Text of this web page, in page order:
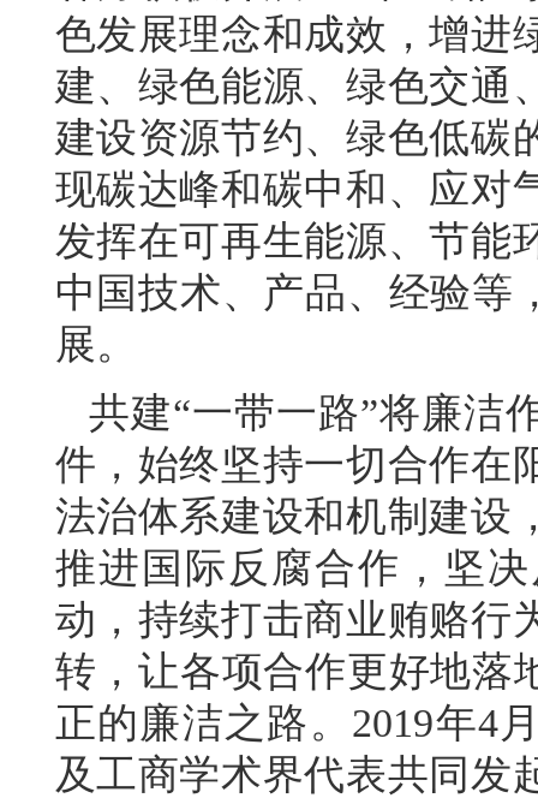
色发展理念和成效，增进
建、绿色能源、绿色交通
建设资源节约、绿色低碳
现碳达峰和碳中和、应对
发挥在可再生能源、节能
中国技术、产品、经验等
展。
共建“一带一路”将廉洁
件，始终坚持一切合作在
法治体系建设和机制建设
推进国际反腐合作，坚
动，持续打击商业贿赂行
转，让各项合作更好地落
正的廉洁之路。2019年4
及工商学术界代表共同发